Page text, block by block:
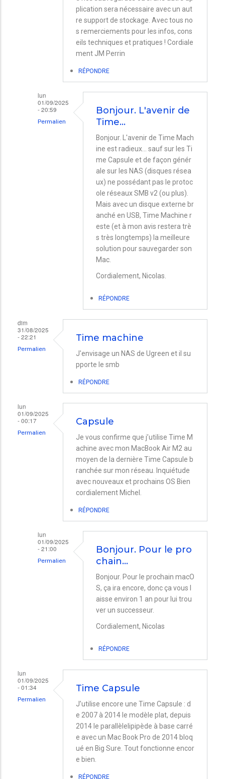
plication sera nécessaire avec un aut
re support de stockage. Avec tous no
s remerciements pour les infos, cons
eils techniques et pratiques ! Cordiale
ment JM Perrin
RÉPONDRE
lun
01/09/2025
- 20:59
Permalien
FONCTIONNERA
par
Perrin
Bonjour. L'avenir de
Time…
Bonjour. L'avenir de Time Mach
ine est radieux... sauf sur les Ti
me Capsule et de façon génér
ale sur les NAS (disques résea
ux) ne possédant pas le protoc
ole réseaux SMB v2 (ou plus).
Mais avec un disque externe br
anché en USB, Time Machine r
este (et à mon avis restera trè
s très longtemps) la meilleure
solution pour sauvegarder son
Mac.
Cordialement, Nicolas.
RÉPONDRE
dim
31/08/2025
- 22:21
Permalien
Time machine
J'envisage un NAS de Ugreen et il su
pporte le smb
RÉPONDRE
lun
01/09/2025
- 00:17
Permalien
Capsule
Je vous confirme que j’utilise Time M
achine avec mon MacBook Air M2 au
moyen de la dernière Time Capsule b
ranchée sur mon réseau. Inquiétude
avec nouveaux et prochains OS Bien
cordialement Michel.
RÉPONDRE
lun
01/09/2025
- 21:00
Permalien
Bonjour. Pour le pro
chain…
Bonjour. Pour le prochain macO
S, ça ira encore, donc ça vous l
aisse environ 1 an pour lui trou
ver un successeur.
Cordialement, Nicolas
RÉPONDRE
lun
01/09/2025
- 01:34
Permalien
Time Capsule
J’utilise encore une Time Capsule : d
e 2007 à 2014 le modèle plat, depuis
2014 le parallèlelipipède à base carré
e avec un Mac Book Pro de 2014 bloq
ué en Big Sure. Tout fonctionne encor
e bien.
RÉPONDRE